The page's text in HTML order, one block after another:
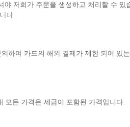
야 저희가 주문을 생성하고 처리할 수
다.
하여 카드의 해외 결제가 제한 되어 있
모든 가격은 세금이 포함된 가격입니다.